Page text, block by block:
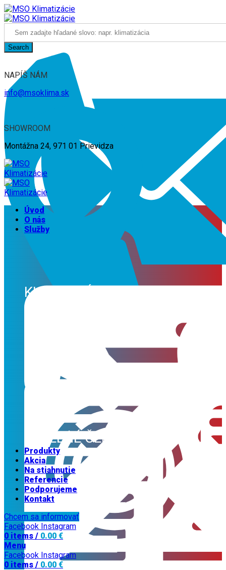
Search
NAPÍŠ NÁM
info@msoklima.sk
SHOWROOM
Montážna 24, 971 01 Prievidza
Úvod
O nás
Služby
KLIMATIZÁCIE
VZDUCHOTECHNIKA
TEPELNÉ ČERPADLÁ
Produkty
Akcia
Na stiahnutie
Referencie
Podporujeme
Kontakt
Chcem sa informovať
Facebook Instagram
0 items / 0.00 €
Menu
Facebook Instagram
0 items / 0.00 €